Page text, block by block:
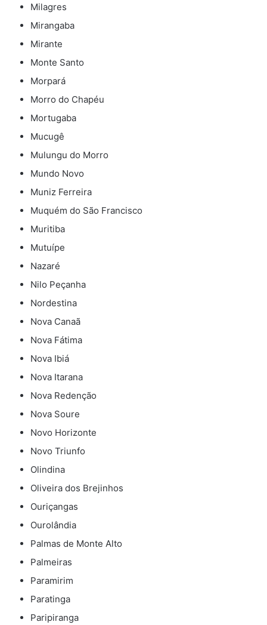
Milagres
Mirangaba
Mirante
Monte Santo
Morpará
Morro do Chapéu
Mortugaba
Mucugê
Mulungu do Morro
Mundo Novo
Muniz Ferreira
Muquém do São Francisco
Muritiba
Mutuípe
Nazaré
Nilo Peçanha
Nordestina
Nova Canaã
Nova Fátima
Nova Ibiá
Nova Itarana
Nova Redenção
Nova Soure
Novo Horizonte
Novo Triunfo
Olindina
Oliveira dos Brejinhos
Ouriçangas
Ourolândia
Palmas de Monte Alto
Palmeiras
Paramirim
Paratinga
Paripiranga